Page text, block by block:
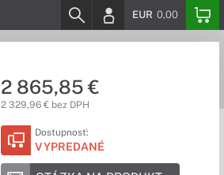
EUR 0,00
2 865,85 €
2 329,96 € bez DPH
Dostupnosť:
VYPREDANÉ